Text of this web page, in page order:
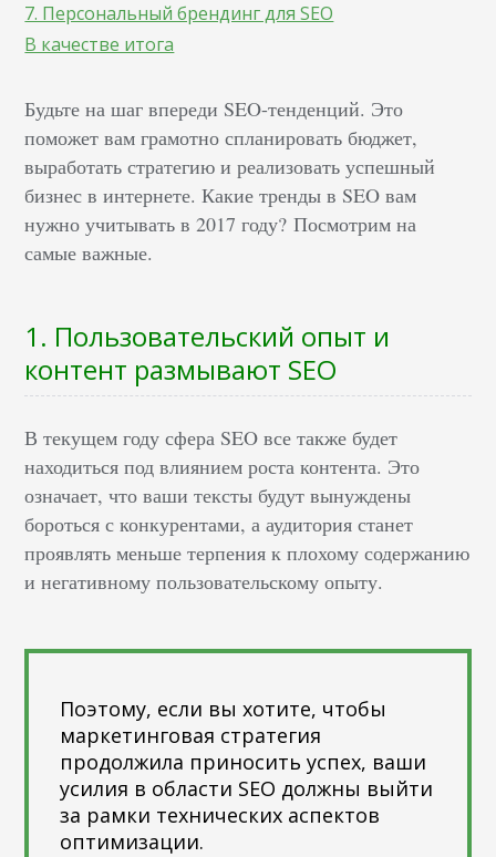
7. Персональный брендинг для SEO
В качестве итога
Будьте на шаг впереди SEO-тенденций. Это
поможет вам грамотно спланировать бюджет,
выработать стратегию и реализовать успешный
бизнес в интернете. Какие тренды в SEO вам
нужно учитывать в 2017 году? Посмотрим на
самые важные.
1. Пользовательский опыт и
контент размывают SEO
В текущем году сфера SEO все также будет
находиться под влиянием роста контента. Это
означает, что ваши тексты будут вынуждены
бороться с конкурентами, а аудитория станет
проявлять меньше терпения к плохому содержанию
и негативному пользовательскому опыту.
Поэтому, если вы хотите, чтобы
маркетинговая стратегия
продолжила приносить успех, ваши
усилия в области SEO должны выйти
за рамки технических аспектов
оптимизации.